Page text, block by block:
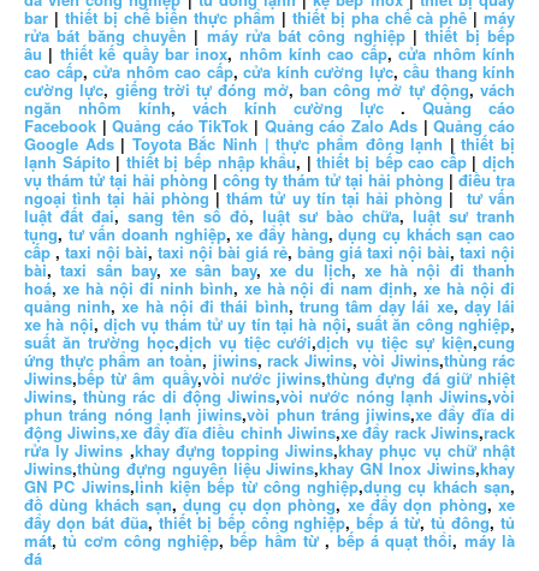
bar | thiết bị chế biến thực phẩm | thiết bị pha chế cà phê| máy
rửa bát băng chuyền | máy rửa bát công nghiệp|thiết bị bếp
âu | thiết kế quầy bar inox, nhôm kính cao cấp,cửa nhôm kính
cao cấp, cửa nhôm cao cấp, cửa kính cường lực, cầu thang kính
cường lực, giếng trời tự đóng mở, ban công mở tự động, vách
ngăn nhôm kính, vách kính cường lực .Quảng cáo
Facebook |Quảng cáo TikTok | Quảng cáo Zalo Ads |Quảng cáo
Google Ads| Toyota Bắc Ninh | thực phẩm đông lạnh |thiết bị
lạnh Sápito |thiết bị bếp nhập khẩu, |thiết bị bếp cao cấp|dịch
vụ thám tử tại hải phòng | công ty thám tử tại hải phòng |điều tra
ngoại tình tại hải phòng |thám tử uy tín tại hải phòng | tư vấn
luật đất đai, sang tên sổ đỏ, luật sư bào chữa, luật sư tranh
tụng, tư vấn doanh nghiệp,xe đẩy hàng,dụng cụ khách sạn cao
cấp, taxi nội bài, taxi nội bài giá rẻ, bảng giá taxi nội bài, taxi nội
bài,taxi sân bay,xe sân bay,xe du lịch, xe hà nội đi thanh
hoá, xe hà nội đi ninh bình, xe hà nội đi nam định,xe hà nội đi
quảng ninh,xe hà nội đi thái bình, trung tâm dạy lái xe, dạy lái
xe hà nội,dịch vụ thám tử uy tín tại hà nội,suất ăn công nghiệp,
suất ăn trường học,dịch vụ tiệc cưới,dịch vụ tiệc sự kiện,cung
ứng thực phẩm an toàn, jiwins, rack Jiwins, vòi Jiwins,thùng rác
Jiwins,bếp từ âm quầy,vòi nước jiwins,thùng đựng đá giữ nhiệt
Jiwins,thùng rác di động Jiwins,vòi nước nóng lạnh Jiwins,vòi
phun tráng nóng lạnh jiwins,vòi phun tráng jiwins,xe đẩy đĩa di
động Jiwins,xe đẩy đĩa điều chỉnh Jiwins,xe đẩy rack Jiwins,rack
rửa ly Jiwins ,khay đựng topping Jiwins,khay phục vụ chữ nhật
Jiwins,thùng đựng nguyên liệu Jiwins,khay GN Inox Jiwins,khay
GN PC Jiwins,linh kiện bếp từ công nghiệp,dụng cụ khách sạn,
đồ dùng khách sạn,dụng cụ dọn phòng,xe đẩy dọn phòng,xe
đẩy dọn bát đũa,thiết bị bếp công nghiệp,bếp á từ,tủ đông,tủ
mát,tủ cơm công nghiệp,bếp hầm từ ,bếp á quạt thổi, máy là
đá